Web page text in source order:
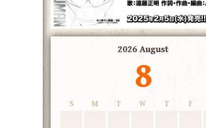
2026 August
8
S M T W T F